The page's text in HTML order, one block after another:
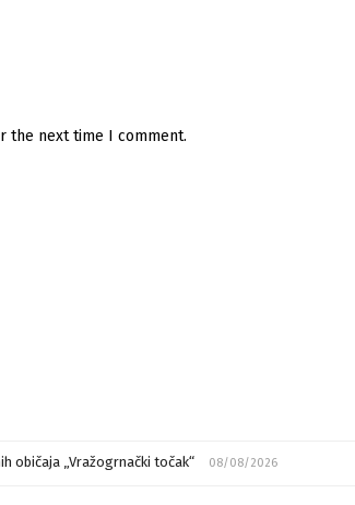
the next time I comment.
običaja „Vražogrnački točak“ 08/08/2026